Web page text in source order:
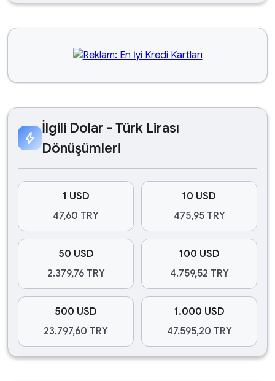
bolt
İlgili Dolar - Türk Lirası
Dönüşümleri
1 USD
47,60 TRY
10 USD
475,95 TRY
50 USD
2.379,76 TRY
100 USD
4.759,52 TRY
500 USD
23.797,60 TRY
1.000 USD
47.595,20 TRY